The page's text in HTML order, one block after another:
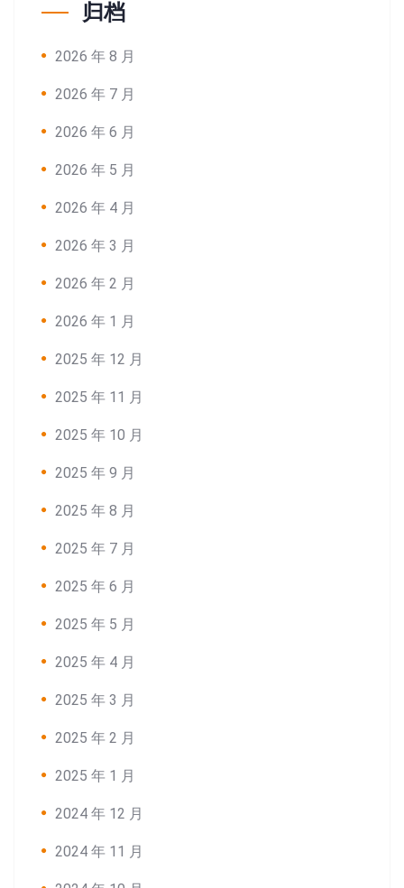
归档
2026 年 8 月
2026 年 7 月
2026 年 6 月
2026 年 5 月
2026 年 4 月
2026 年 3 月
2026 年 2 月
2026 年 1 月
2025 年 12 月
2025 年 11 月
2025 年 10 月
2025 年 9 月
2025 年 8 月
2025 年 7 月
2025 年 6 月
2025 年 5 月
2025 年 4 月
2025 年 3 月
2025 年 2 月
2025 年 1 月
2024 年 12 月
2024 年 11 月